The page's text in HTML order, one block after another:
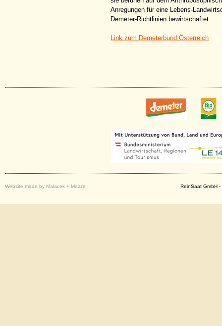
Anregungen für eine Lebens-
Demeter-Richtlinien bewirtschaftet.
Link zum Demeterbund Österreich
Website made by Malacek + Mazza ReinSaat GmbH